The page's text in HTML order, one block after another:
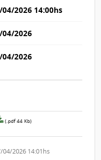
04/2026 14:00hs
04/2026
04/2026
Archivo
de
aclaración
(.pdf 44 Kb)
04/2026 14:01hs